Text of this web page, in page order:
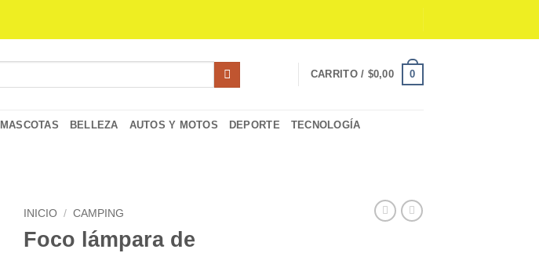
CARRITO / $0,00 0
MASCOTAS BELLEZA AUTOS Y MOTOS DEPORTE TECNOLOGÍA
INICIO / CAMPING
Foco lámpara de